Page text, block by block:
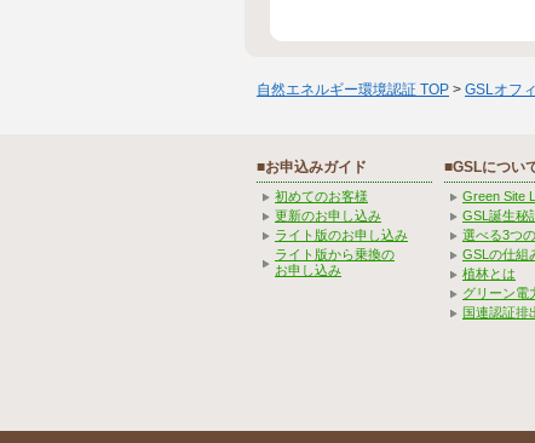
自然エネルギー環境認証 TOP > GSLオフ
■お申込みガイド
初めてのお客様
更新のお申し込み
ライト版のお申し込み
ライト版から乗換の
お申し込み
■GSLについ
Green Site
GSL誕生秘
選べる3つ
GSLの仕組
植林とは
グリーン電
国連認証排